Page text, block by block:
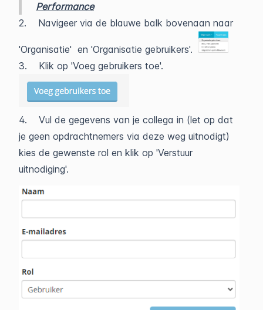
Performance
2. Navigeer via de blauwe balk bovenaan naar
'Organisatie' en 'Organisatie gebruikers'.
3. Klik op 'Voeg gebruikers toe'.
4. Vul de gegevens van je collega in (let op dat
je geen opdrachtnemers via deze weg uitnodigt)
kies de gewenste rol en klik op 'Verstuur
uitnodiging'.